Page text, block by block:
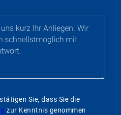
Sie, dass Sie die
zur Kenntnis genommen